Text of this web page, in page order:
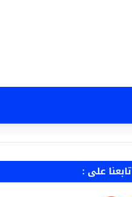
تابعنا على :